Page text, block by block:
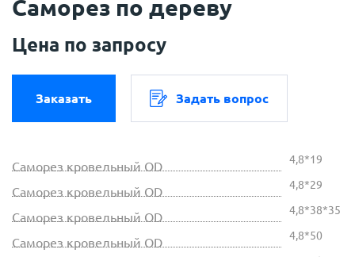
Саморез по дереву
Цена по запросу
Заказать Задать вопрос
Саморез кровельный OD 4,8*19
Саморез кровельный OD 4,8*29
Саморез кровельный OD 4,8*38*35
Саморез кровельный OD 4,8*50